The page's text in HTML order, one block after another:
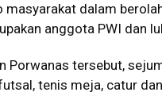
masyarakat dalam
anggota PWI dan
Porwanas tersebut,
tenis meja, catur